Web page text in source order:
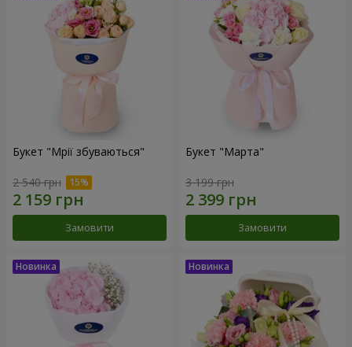
Букет "Мрії збуваються"
2 540 грн
Замовити
Букет "Марта"
3 199 грн
Замовити